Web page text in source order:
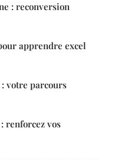
: reconversion
apprendre excel
votre parcours
renforcez vos